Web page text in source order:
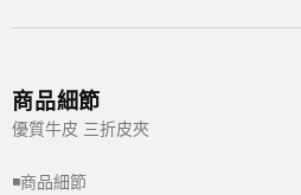
商品細節
優質牛皮 三折皮夾
◾商品細節